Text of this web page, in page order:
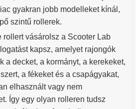
gyakran jobb modelleket kínál,
szintű rollerek.
rollert vásárolsz a Scooter Lab
kapsz, amelyet rajongók
a decket, a kormányt, a kerekeket,
a fékeket és a csapágyakat,
elhasznált vagy nem
Így egy olyan rolleren tudsz